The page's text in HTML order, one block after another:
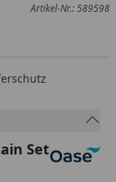
Artikel-Nr.: 589598
Set